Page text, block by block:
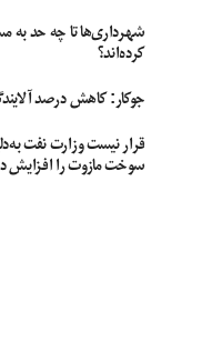
شهرداری‌ها تا چه حد به
کرده‌اند؟
جوکار: کاهش درصد
قرار نیست وزارت نفت
سوخت مازوت را افزایش